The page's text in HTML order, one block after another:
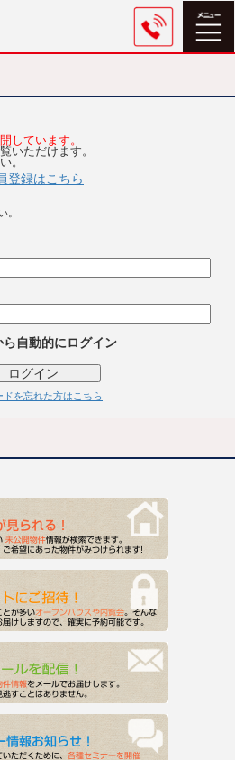
しています。
いただけます。
。
登録はこちら
。
自動的にログイン
ログイン
ドを忘れた方はこちら